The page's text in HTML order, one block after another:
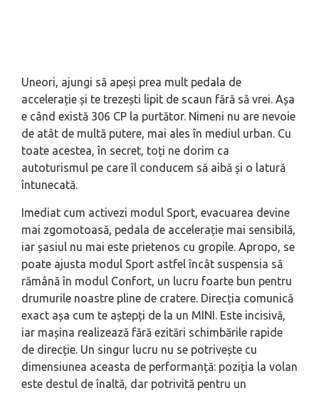
Uneori, ajungi să apeși prea mult pedala de
accelerație și te trezești lipit de scaun fără să vrei. Așa
e când există 306 CP la purtător. Nimeni nu are nevoie
de atât de multă putere, mai ales în mediul urban. Cu
toate acestea, în secret, toți ne dorim ca
autoturismul pe care îl conducem să aibă și o latură
întunecată.
Imediat cum activezi modul Sport, evacuarea devine
mai zgomotoasă, pedala de accelerație mai sensibilă,
iar șasiul nu mai este prietenos cu gropile. Apropo, se
poate ajusta modul Sport astfel încât suspensia să
rămână în modul Confort, un lucru foarte bun pentru
drumurile noastre pline de cratere. Direcția comunică
exact așa cum te aștepți de la un MINI. Este incisivă,
iar mașina realizează fără ezitări schimbările rapide
de direcție. Un singur lucru nu se potrivește cu
dimensiunea aceasta de performanță: poziția la volan
este destul de înaltă, dar potrivită pentru un